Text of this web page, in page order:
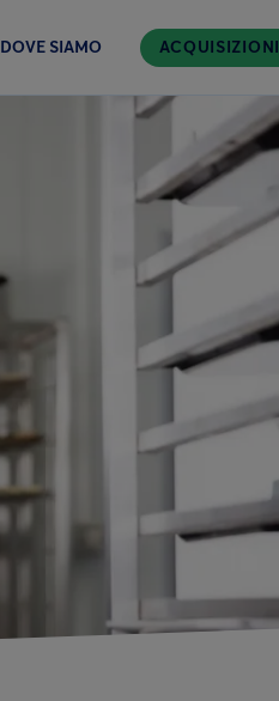
DOVE SIAMO ACQUISIZIONI